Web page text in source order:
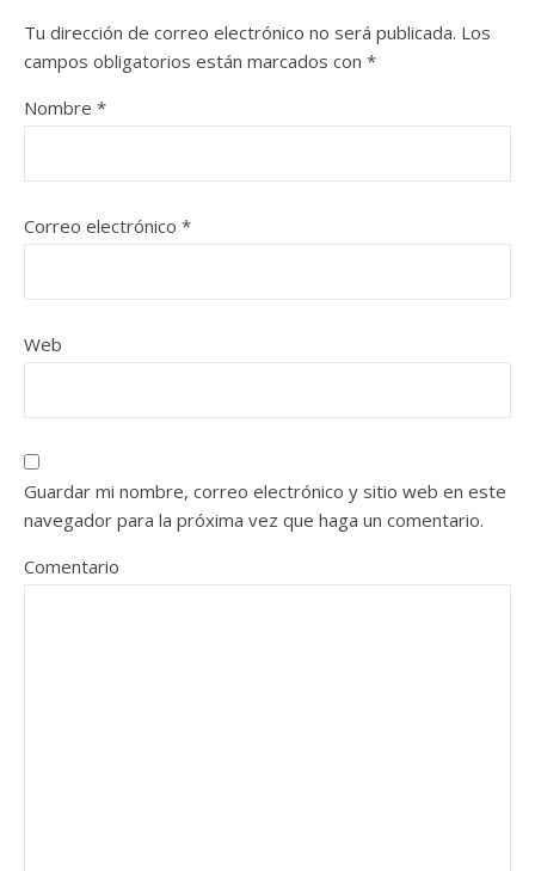
Tu dirección de correo electrónico no será publicada. Los
campos obligatorios están marcados con *
Nombre *
Correo electrónico *
Web
Guardar mi nombre, correo electrónico y sitio web en este
navegador para la próxima vez que haga un comentario.
Comentario